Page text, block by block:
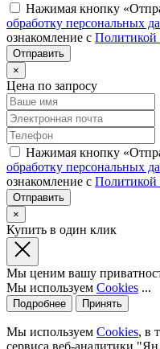
Нажимая кнопку
обработку персональных
ознакомление с Политикой
×
Цена по запросу
Нажимая кнопку
обработку персональных
ознакомление с Политикой
×
Купить в один клик
Мы ценим вашу
Мы используем Cookies ...
Подробнее Принять
Мы используем Cookies, в
сервиса веб-аналитики